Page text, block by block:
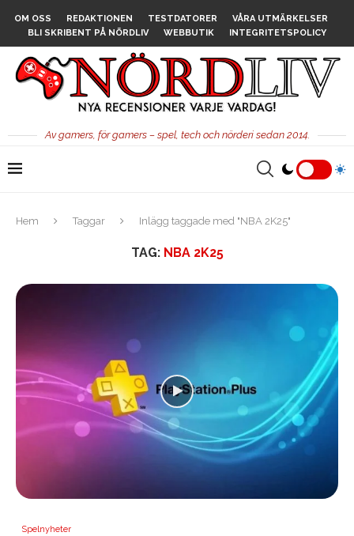
OM OSS REDAKTIONEN TESTDATORER
VÅRA UTMÄRKELSER
BLI SKRIBENT PÅ NÖRDLIV
WEBBUTIK INTEGRITETSPOLICY
Av gamers, för gamers – spel, tech och nörderi sedan 2014.
Hem Taggar Inlägg taggade med "NBA 2K25"
TAG: NBA 2K25
Spelnyheter